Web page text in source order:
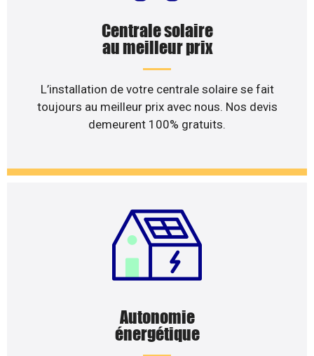
Centrale solaire
au meilleur prix
L’installation de votre centrale solaire se fait
toujours au meilleur prix avec nous. Nos devis
demeurent 100% gratuits.
Autonomie
énergétique